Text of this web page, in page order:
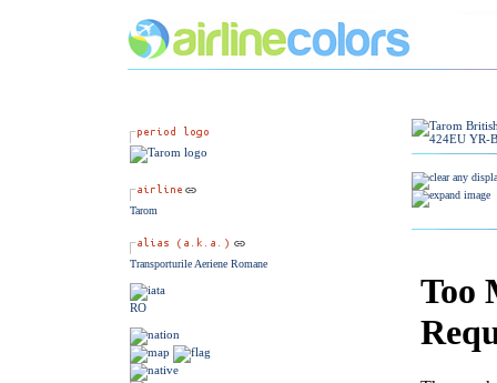
Tarom
Transporturile Aeriene Romane
RO